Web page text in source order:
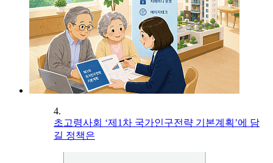
4.
초고령사회 ‘제1차 국가인구전략 기본계획’에 담
길 정책은